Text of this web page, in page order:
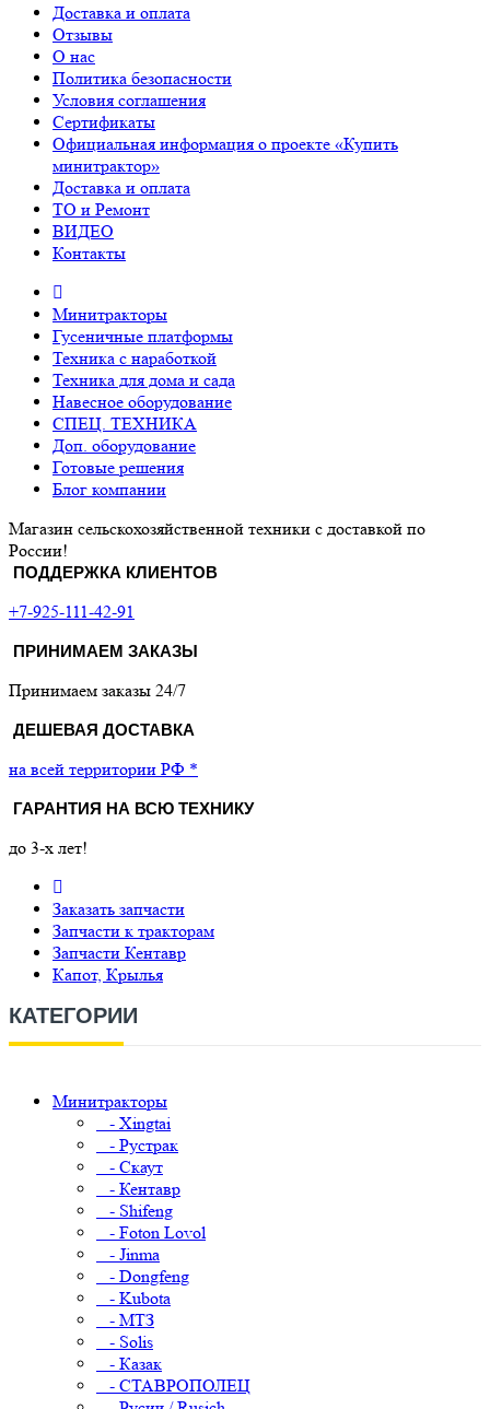
Доставка и оплата
Отзывы
О нас
Политика безопасности
Условия соглашения
Сертификаты
Официальная информация о проекте «Купить
минитрактор»
Доставка и оплата
ТО и Ремонт
ВИДЕО
Контакты
Минитракторы
Гусеничные платформы
Техника с наработкой
Техника для дома и сада
Навесное оборудование
СПЕЦ. ТЕХНИКА
Доп. оборудование
Готовые решения
Блог компании
Магазин сельскохозяйственной техники с доставкой по
России!
ПОДДЕРЖКА КЛИЕНТОВ
+7-925-111-42-91
ПРИНИМАЕМ ЗАКАЗЫ
Принимаем заказы 24/7
ДЕШЕВАЯ ДОСТАВКА
на всей территории РФ *
ГАРАНТИЯ НА ВСЮ ТЕХНИКУ
до 3-х лет!
Заказать запчасти
Запчасти к тракторам
Запчасти Кентавр
Капот, Крылья
КАТЕГОРИИ
Минитракторы
- Xingtai
- Рустрак
- Скаут
- Кентавр
- Shifeng
- Foton Lovol
- Jinma
- Dongfeng
- Kubota
- МТЗ
- Solis
- Казак
- СТАВРОПОЛЕЦ